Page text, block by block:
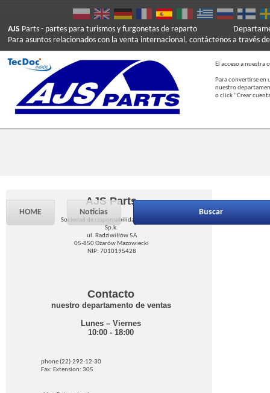
AJS Parts - partes para turismos y furgonetas de reparto
Para asuntos relacionados con la venta internacional, contáctenos a través
El acceso a nuestra
Para convertirse en
nuestro
o click “Crear
HOME Noticias Buscar
AJS Parts
Sociedad de responsabilidad limitada
Sp.k.
ul. Radziwiłłów 5A
05-850 Ożarów Mazowiecki
NIP: 7010195428
Contacto
nuestro departamento de ventas
Lunes – Viernes
10:00 - 18:00
phone (22)-292-12-30
Fax: Extension: 305